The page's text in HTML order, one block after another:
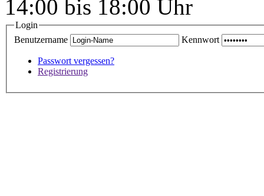
14:00 bis 18:00 Uhr
Login
Benutzername
Kennwort
Passwort vergessen?
Registrierung